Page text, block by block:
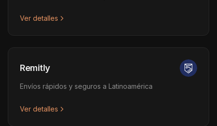
Ver detalles
Remitly
Envíos rápidos y seguros a Latinoamérica
Ver detalles